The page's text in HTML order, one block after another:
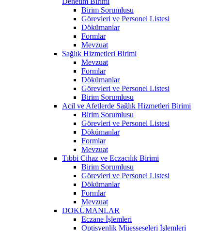
Birim Sorumlusu
Görevleri ve Personel Listesi
Dökümanlar
Formlar
Mevzuat
Sağlık Hizmetleri Birimi
Mevzuat
Formlar
Dökümanlar
Görevleri ve Personel Listesi
Birim Sorumlusu
Acil ve Afetlerde Sağlık Hizmetleri Birimi
Birim Sorumlusu
Görevleri ve Personel Listesi
Dökümanlar
Formlar
Mevzuat
Tıbbi Cihaz ve Eczacılık Birimi
Birim Sorumlusu
Görevleri ve Personel Listesi
Dökümanlar
Formlar
Mevzuat
DOKÜMANLAR
Eczane İşlemleri
Optisyenlik Müesseseleri İşlemleri